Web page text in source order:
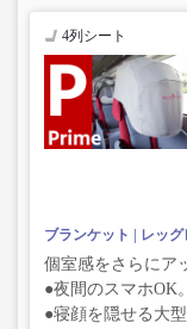
4列シート
ブランケット レッグ
個室感をさらにア
●夜間のスマホOK
●寝顔を隠せる大